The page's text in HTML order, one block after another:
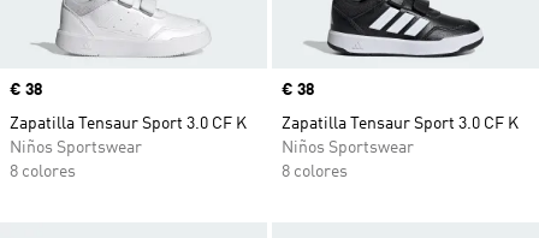
Precio
€ 38
Zapatilla Tensaur Sport 3.0 CF K
Niños Sportswear
8 colores
Precio
€ 38
Zapatilla Tensaur Sport 3.0 CF K
Niños Sportswear
8 colores